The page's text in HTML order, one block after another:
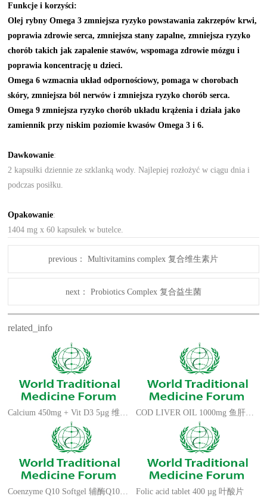
Funkcje i korzyści:
Olej rybny Omega 3 zmniejsza ryzyko powstawania zakrzepów krwi,
poprawia zdrowie serca, zmniejsza stany zapalne, zmniejsza ryzyko
chorób takich jak zapalenie stawów, wspomaga zdrowie mózgu i
poprawia koncentrację u dzieci.
Omega 6 wzmacnia układ odpornościowy, pomaga w chorobach
skóry, zmniejsza ból nerwów i zmniejsza ryzyko chorób serca.
Omega 9 zmniejsza ryzyko chorób układu krążenia i działa jako
zamiennik przy niskim poziomie kwasów Omega 3 i 6.
Dawkowanie:
2 kapsułki dziennie ze szklanką wody. Najlepiej rozłożyć w ciągu dnia i
podczas posiłku.
Opakowanie:
1404 mg x 60 kapsułek w butelce.
previous： Multivitamins complex 复合维生素片
next： Probiotics Complex 复合益生菌
related_info
Calcium 450mg + Vit D3 5µg 维生素D3高钙片 COD LIVER OIL 1000mg 鱼肝油软胶囊
Coenzyme Q10 Softgel 辅酶Q10软胶囊 Folic acid tablet 400 µg 叶酸片